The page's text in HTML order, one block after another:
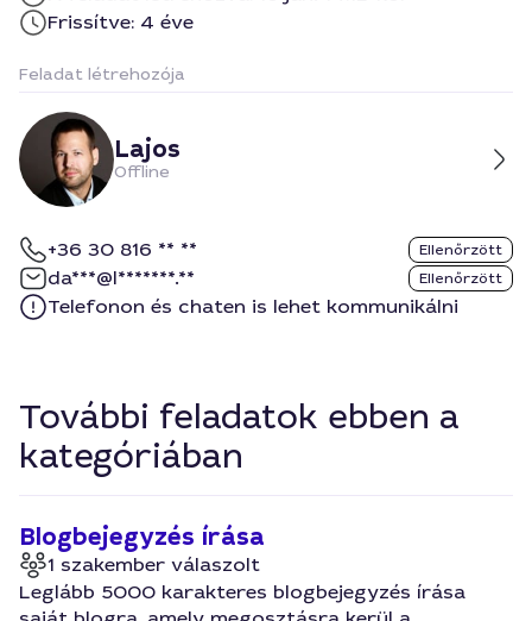
Frissítve: 4 éve
Feladat létrehozója
Lajos
Offline
+36 30 816 ** ** Ellenőrzött
da***@l*******.** Ellenőrzött
Telefonon és chaten is lehet kommunikálni
További feladatok ebben a
kategóriában
Blogbejegyzés írása
1 szakember válaszolt
Leglább 5000 karakteres blogbejegyzés írása